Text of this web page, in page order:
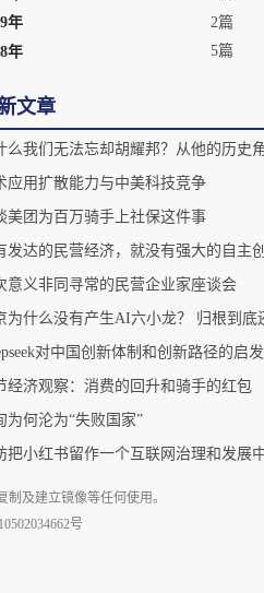
年
2篇
年
5篇
文章
应用扩散能力与中美科技竞争
美团为百万骑手上社保这件事
意义非同寻常的民营企业家座谈会
对中国创新体制和创新路径的启发
经济观察：消费的回升和骑手的红包
为何沦为“失败国家”
及建立镜像等任何使用。
号